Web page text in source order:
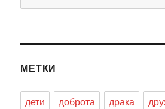
МЕТКИ
дети доброта драка